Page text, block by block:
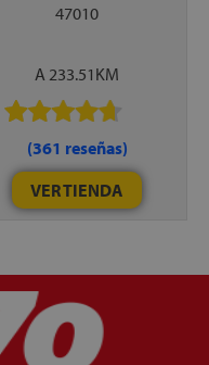
47010
A 233.51KM
(361 reseñas)
VER TIENDA